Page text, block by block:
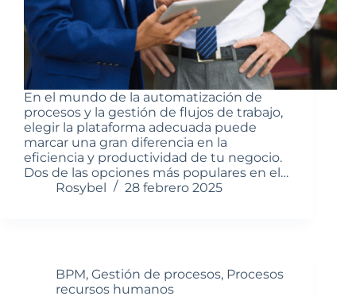
En el mundo de la automatización de
procesos y la gestión de flujos de trabajo,
elegir la plataforma adecuada puede
marcar una gran diferencia en la
eficiencia y productividad de tu negocio.
Dos de las opciones más populares en el…
Rosybel
28 febrero 2025
BPM, Gestión de procesos, Procesos
recursos humanos